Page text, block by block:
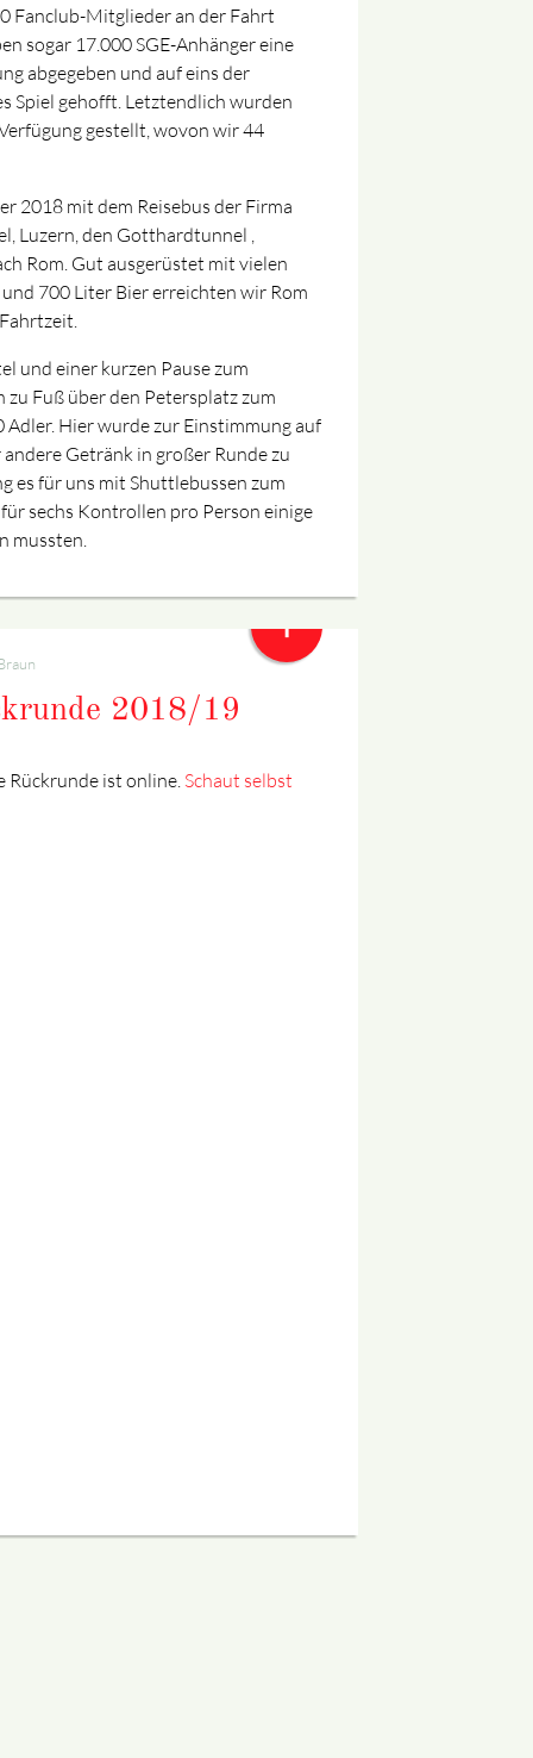
Fanclub-Mitglieder an der Fahrt
sogar 17.000 SGE-Anhänger eine
abgegeben und auf eins der
Spiel gehofft. Letztendlich wurden
gestellt, wovon wir 44
2018 mit dem Reisebus der Firma
Luzern, den Gotthardtunnel ,
Rom. Gut ausgerüstet mit vielen
700 Liter Bier erreichten wir Rom
und einer kurzen Pause zum
zu Fuß über den Petersplatz zum
Hier wurde zur Einstimmung auf
Getränk in großer Runde zu
es für uns mit Shuttlebussen zum
sechs Kontrollen pro Person einige
mussten.
2018/19
Rückrunde ist online.Schaut selbst
+